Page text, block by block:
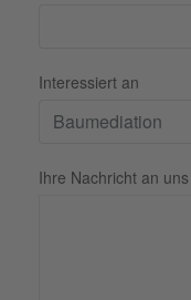
Interessiert an
Ihre Nachricht an uns